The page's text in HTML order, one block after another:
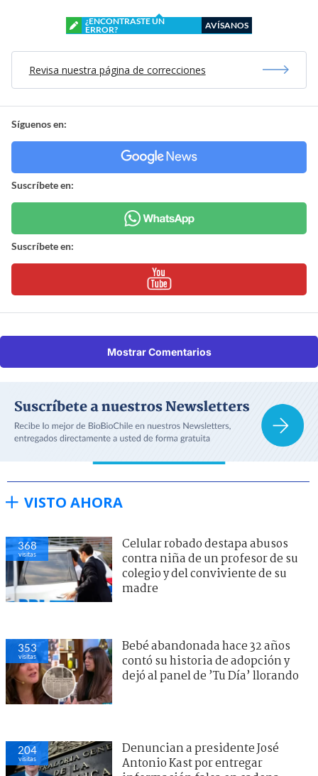
¿ENCONTRASTE UN
ERROR?
AVÍSANOS
Revisa nuestra página de correcciones
Síguenos en:
Suscríbete en:
Suscríbete en:
Mostrar Comentarios
VISTO AHORA
368
visitas
Celular robado destapa abusos
contra niña de un profesor de su
colegio y del conviviente de su
madre
353
visitas
Bebé abandonada hace 32 años
contó su historia de adopción y
dejó al panel de ’Tu Día’ llorando
204
visitas
Denuncian a presidente José
Antonio Kast por entregar